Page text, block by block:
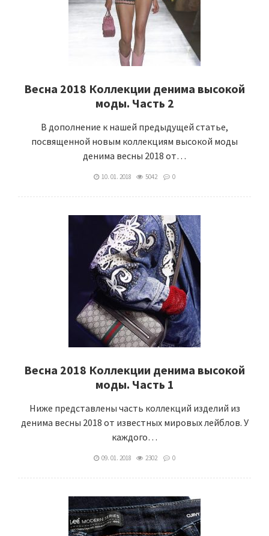
Весна 2018 Коллекции денима высокой
моды. Часть 2
В дополнение к нашей предыдущей статье,
посвященной новым коллекциям высокой моды
денима весны 2018 от…
10. 01. 2018 5042 0
Весна 2018 Коллекции денима высокой
моды. Часть 1
Ниже представлены часть коллекций изделий из
денима весны 2018 от известных мировых лейблов. У
каждого…
09. 01. 2018 2302 0